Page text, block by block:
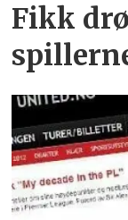
Fikk